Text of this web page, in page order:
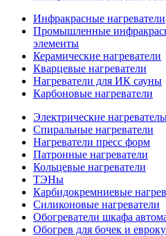
Инфракрасные нагреватели
Промышленные
элементы
Керамические нагреватели
Кварцевые нагреватели
Нагреватели для ИК сауны
Карбоновые нагреватели
Электрические
Спиральные нагреватели
Нагреватели пресс форм
Патронные нагреватели
Кольцевые нагреватели
ТЭНы
Карбидокремниевые
Силиконовые нагреватели
Обогреватели шкафа
Обогрев для бочек и